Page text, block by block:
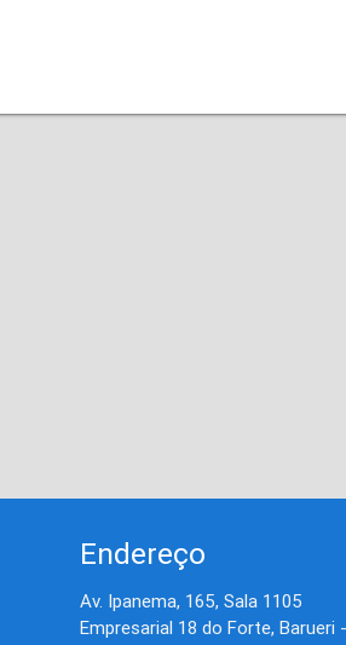
Endereço
Av. Ipanema, 165, Sala 1105
Empresarial 18 do Forte, Barueri